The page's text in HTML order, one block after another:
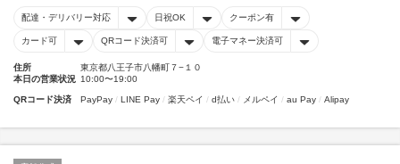
配達・デリバリー対応 日祝OK クーポン有
カード可 QRコード決済可 電子マネー決済可
住所
東京都八王子市八幡町７−１０
本日の営業状況 10:00〜19:00
QRコード決済 PayPay LINE Pay 楽天ペイ d払い メルペイ au Pay Alipay